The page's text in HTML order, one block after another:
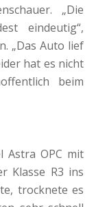
„Die
eindeutig“,
„Das Auto lief
hat es nicht
beim
Astra OPC mit
Klasse R3 ins
trocknete es